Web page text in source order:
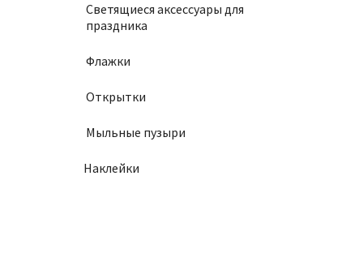
Светящиеся аксессуары для
праздника
Флажки
Открытки
Мыльные пузыри
Наклейки